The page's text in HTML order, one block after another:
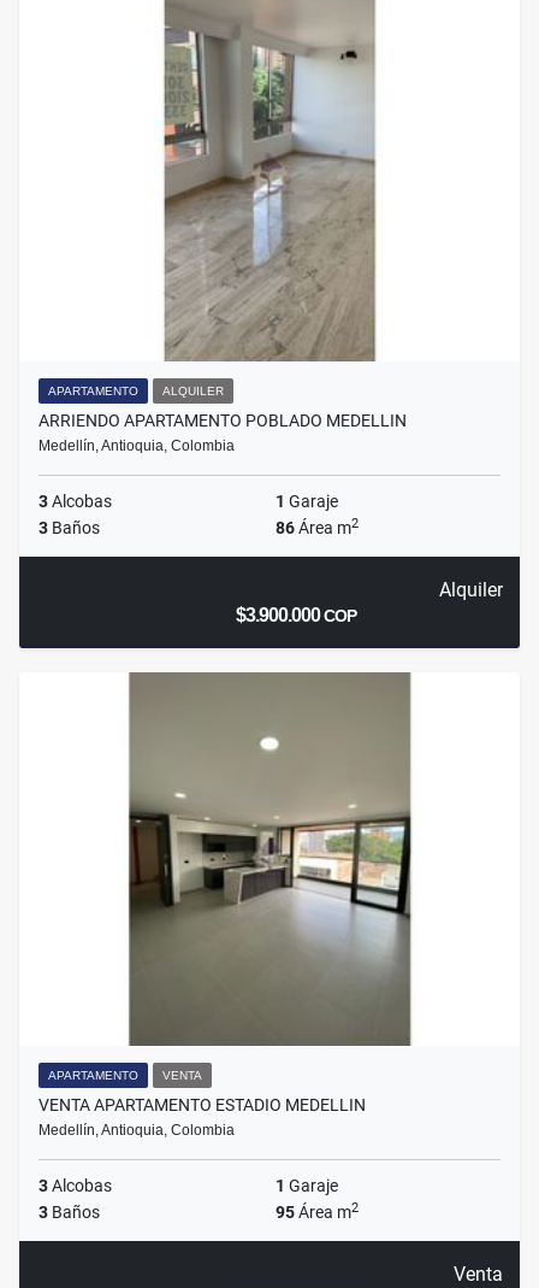
APARTAMENTO ALQUILER
ARRIENDO APARTAMENTO POBLADO MEDELLIN
Medellín, Antioquia, Colombia
3Alcobas 1 Garaje
3 Baños 86Área m2
Alquiler
$3.900.000COP
APARTAMENTO VENTA
VENTA APARTAMENTO ESTADIO MEDELLIN
Medellín, Antioquia, Colombia
3Alcobas 1 Garaje
3 Baños 95Área m2
Venta